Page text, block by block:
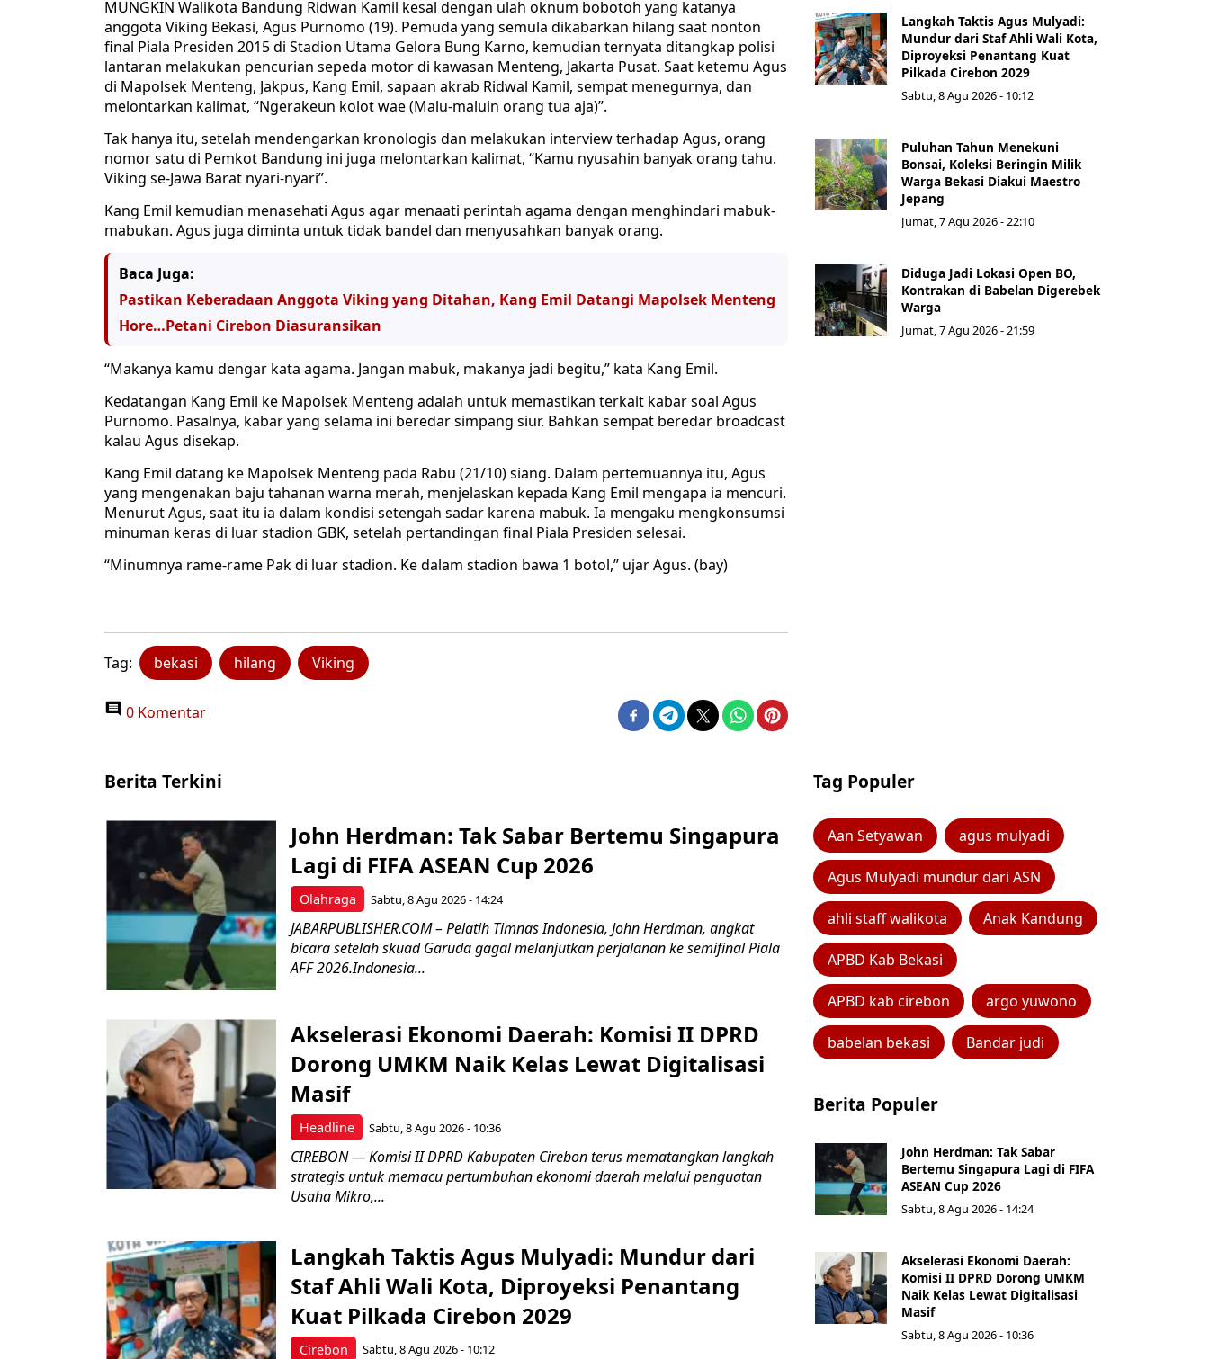
MUNGKIN Walikota Bandung Ridwan Kamil kesal dengan ulah oknum bobotoh yang katanya
anggota Viking Bekasi, Agus Purnomo (19). Pemuda yang semula dikabarkan hilang saat nonton
final Piala Presiden 2015 di Stadion Utama Gelora Bung Karno, kemudian ternyata ditangkap polisi
lantaran melakukan pencurian sepeda motor di kawasan Menteng, Jakarta Pusat. Saat ketemu Agus
di Mapolsek Menteng, Jakpus, Kang Emil, sapaan akrab Ridwal Kamil, sempat menegurnya, dan
melontarkan kalimat, “Ngerakeun kolot wae (Malu-maluin orang tua aja)”.
Tak hanya itu, setelah mendengarkan kronologis dan melakukan interview terhadap Agus, orang
nomor satu di Pemkot Bandung ini juga melontarkan kalimat, “Kamu nyusahin banyak orang tahu.
Viking se-Jawa Barat nyari-nyari”.
Kang Emil kemudian menasehati Agus agar menaati perintah agama dengan menghindari mabuk-
mabukan. Agus juga diminta untuk tidak bandel dan menyusahkan banyak orang.
Baca Juga:
Pastikan Keberadaan Anggota Viking yang Ditahan, Kang Emil Datangi Mapolsek Menteng
Hore…Petani Cirebon Diasuransikan
“Makanya kamu dengar kata agama. Jangan mabuk, makanya jadi begitu,” kata Kang Emil.
Kedatangan Kang Emil ke Mapolsek Menteng adalah untuk memastikan terkait kabar soal Agus
Purnomo. Pasalnya, kabar yang selama ini beredar simpang siur. Bahkan sempat beredar broadcast
kalau Agus disekap.
Kang Emil datang ke Mapolsek Menteng pada Rabu (21/10) siang. Dalam pertemuannya itu, Agus
yang mengenakan baju tahanan warna merah, menjelaskan kepada Kang Emil mengapa ia mencuri.
Menurut Agus, saat itu ia dalam kondisi setengah sadar karena mabuk. Ia mengaku mengkonsumsi
minuman keras di luar stadion GBK, setelah pertandingan final Piala Presiden selesai.
“Minumnya rame-rame Pak di luar stadion. Ke dalam stadion bawa 1 botol,” ujar Agus. (bay)
Tag: bekasi hilang Viking
0 Komentar
Langkah Taktis Agus Mulyadi:
Mundur dari Staf Ahli Wali Kota,
Diproyeksi Penantang Kuat
Pilkada Cirebon 2029
Sabtu, 8 Agu 2026 - 10:12
Puluhan Tahun Menekuni
Bonsai, Koleksi Beringin Milik
Warga Bekasi Diakui Maestro
Jepang
Jumat, 7 Agu 2026 - 22:10
Diduga Jadi Lokasi Open BO,
Kontrakan di Babelan Digerebek
Warga
Jumat, 7 Agu 2026 - 21:59
Berita Terkini
Olahraga
John Herdman: Tak Sabar Bertemu Singapura
Lagi di FIFA ASEAN Cup 2026
Sabtu, 8 Agu 2026 - 14:24
JABARPUBLISHER.COM – Pelatih Timnas Indonesia, John Herdman, angkat
bicara setelah skuad Garuda gagal melanjutkan perjalanan ke semifinal Piala
AFF 2026.Indonesia...
Headline
Akselerasi Ekonomi Daerah: Komisi II DPRD
Dorong UMKM Naik Kelas Lewat Digitalisasi
Masif
Sabtu, 8 Agu 2026 - 10:36
CIREBON — Komisi II DPRD Kabupaten Cirebon terus mematangkan langkah
strategis untuk memacu pertumbuhan ekonomi daerah melalui penguatan
Usaha Mikro,...
Cirebon
Langkah Taktis Agus Mulyadi: Mundur dari
Staf Ahli Wali Kota, Diproyeksi Penantang
Kuat Pilkada Cirebon 2029
Sabtu, 8 Agu 2026 - 10:12
Tag Populer
Aan Setyawan agus mulyadi
Agus Mulyadi mundur dari ASN
ahli staff walikota Anak Kandung
APBD Kab Bekasi
APBD kab cirebon argo yuwono
babelan bekasi Bandar judi
Berita Populer
John Herdman: Tak Sabar
Bertemu Singapura Lagi di FIFA
ASEAN Cup 2026
Sabtu, 8 Agu 2026 - 14:24
Akselerasi Ekonomi Daerah:
Komisi II DPRD Dorong UMKM
Naik Kelas Lewat Digitalisasi
Masif
Sabtu, 8 Agu 2026 - 10:36